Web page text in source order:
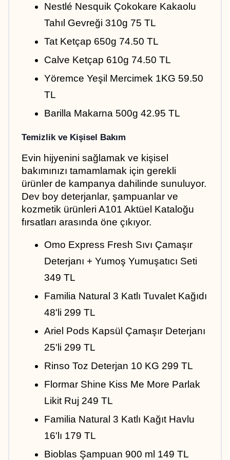
Nestlé Nesquik Çokokare Kakaolu
Tahıl Gevreği 310g 75 TL
Tat Ketçap 650g 74.50 TL
Calve Ketçap 610g 74.50 TL
Yöremce Yeşil Mercimek 1KG 59.50
TL
Barilla Makarna 500g 42.95 TL
Temizlik ve Kişisel Bakım
Evin hijyenini sağlamak ve kişisel
bakımınızı tamamlamak için gerekli
ürünler de kampanya dahilinde sunuluyor.
Dev boy deterjanlar, şampuanlar ve
kozmetik ürünleri A101 Aktüel Kataloğu
fırsatları arasında öne çıkıyor.
Omo Express Fresh Sıvı Çamaşır
Deterjanı + Yumoş Yumuşatıcı Seti
349 TL
Familia Natural 3 Katlı Tuvalet Kağıdı
48'li 299 TL
Ariel Pods Kapsül Çamaşır Deterjanı
25'li 299 TL
Rinso Toz Deterjan 10 KG 299 TL
Flormar Shine Kiss Me More Parlak
Likit Ruj 249 TL
Familia Natural 3 Katlı Kağıt Havlu
16'lı 179 TL
Bioblas Şampuan 900 ml 149 TL